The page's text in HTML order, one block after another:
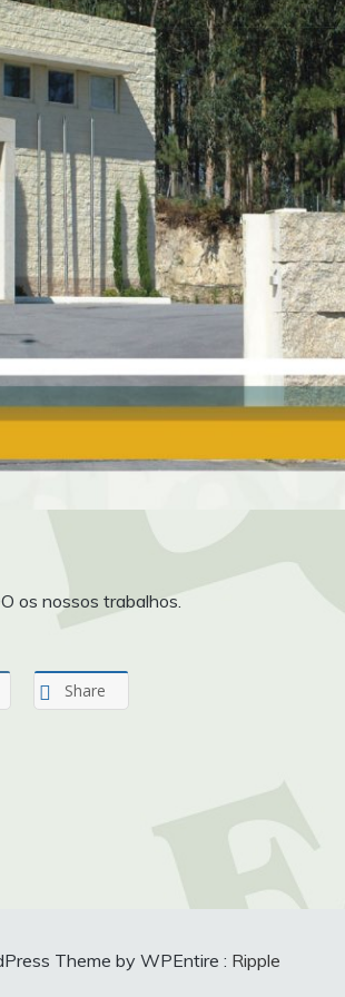
os nossos trabalhos.
Share
Theme by WPEntire : Ripple